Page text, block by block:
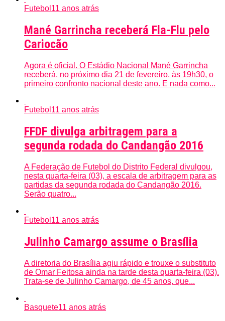
Futebol 11 anos atrás
Mané Garrincha receberá Fla-Flu pelo
Cariocão
Agora é oficial. O Estádio Nacional Mané Garrincha
receberá, no próximo dia 21 de fevereiro, às 19h30, o
primeiro confronto nacional deste ano. E nada como...
Futebol 11 anos atrás
FFDF divulga arbitragem para a
segunda rodada do Candangão 2016
A Federação de Futebol do Distrito Federal divulgou,
nesta quarta-feira (03), a escala de arbitragem para as
partidas da segunda rodada do Candangão 2016.
Serão quatro...
Futebol 11 anos atrás
Julinho Camargo assume o Brasília
A diretoria do Brasília agiu rápido e trouxe o substituto
de Omar Feitosa ainda na tarde desta quarta-feira (03).
Trata-se de Julinho Camargo, de 45 anos, que...
Basquete11 anos atrás